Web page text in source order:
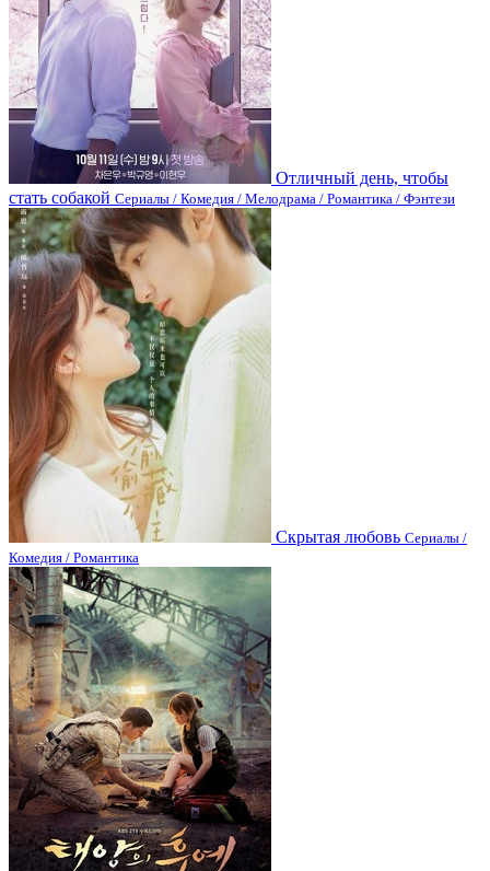
Отличный день, чтобы
стать собакой Сериалы / Комедия / Мелодрама / Романтика / Фэнтези
Скрытая любовь Сериалы /
Комедия / Романтика